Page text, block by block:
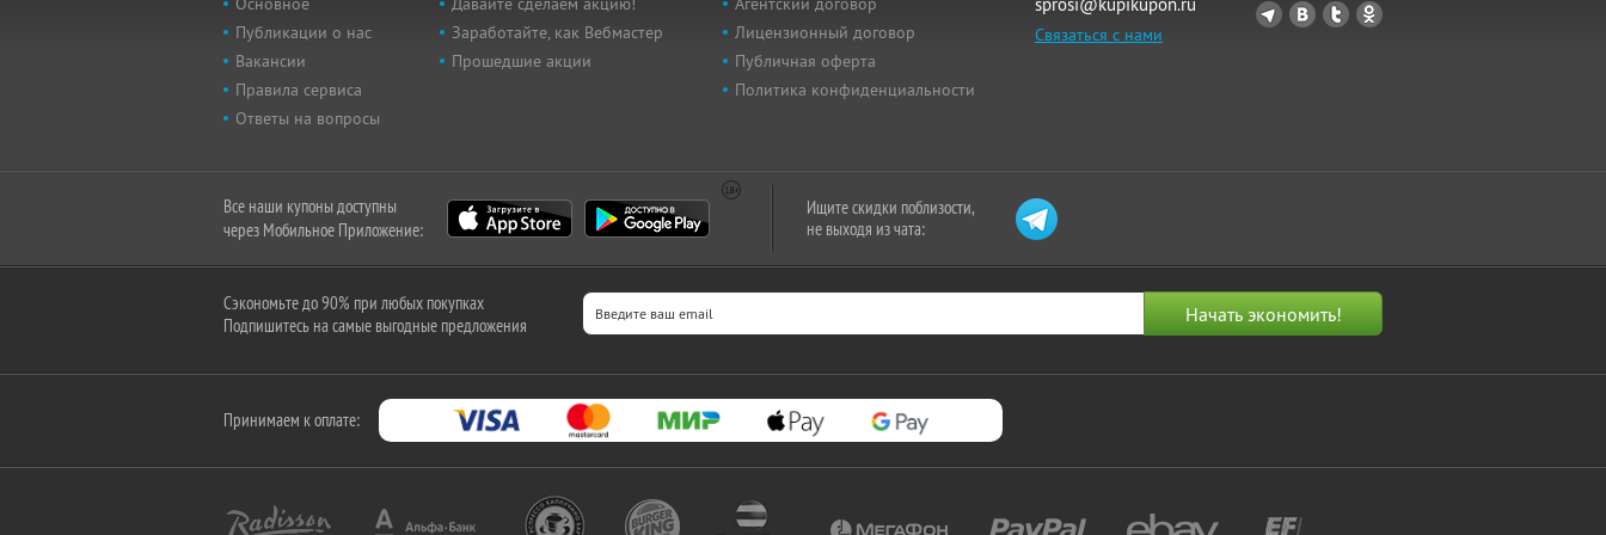
Публикации о нас
Вакансии
Правила сервиса
Ответы на вопросы
Заработайте, как Вебмастер
Прошедшие акции
Лицензионный договор
Публичная оферта
Политика конфиденциальности
Связаться с нами
Все наши купоны доступны
через Мобильное Приложение:
Ищите скидки поблизости,
не выходя из чата:
Сэкономьте до 90% при любых покупках
Подпишитесь на самые выгодные предложения
Принимаем к оплате: